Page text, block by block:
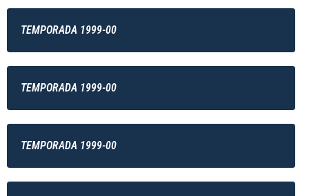
TEMPORADA 1999-00
TEMPORADA 1999-00
TEMPORADA 1999-00